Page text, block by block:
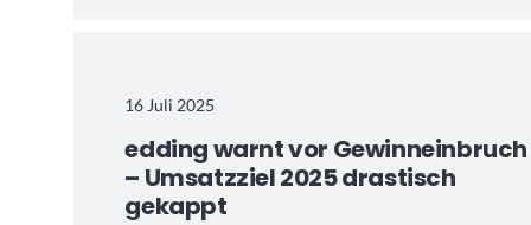
16 Juli 2025
edding warnt vor Gewinneinbruch
– Umsatzziel 2025 drastisch
gekappt